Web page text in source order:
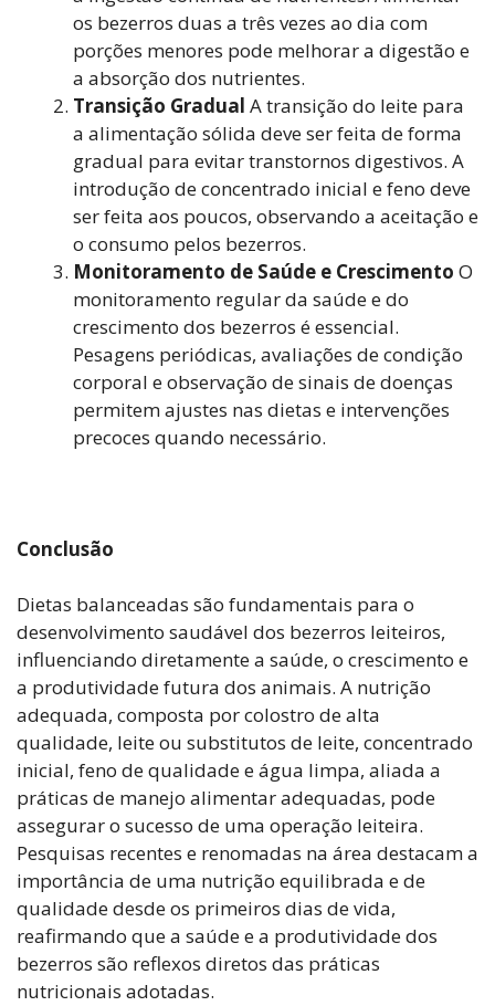
os bezerros duas a três vezes ao dia com
porções menores pode melhorar a digestão e
a absorção dos nutrientes.
Transição Gradual A transição do leite para
a alimentação sólida deve ser feita de forma
gradual para evitar transtornos digestivos. A
introdução de concentrado inicial e feno deve
ser feita aos poucos, observando a aceitação e
o consumo pelos bezerros.
Monitoramento de Saúde e Crescimento O
monitoramento regular da saúde e do
crescimento dos bezerros é essencial.
Pesagens periódicas, avaliações de condição
corporal e observação de sinais de doenças
permitem ajustes nas dietas e intervenções
precoces quando necessário.
Conclusão
Dietas balanceadas são fundamentais para o
desenvolvimento saudável dos bezerros leiteiros,
influenciando diretamente a saúde, o crescimento e
a produtividade futura dos animais. A nutrição
adequada, composta por colostro de alta
qualidade, leite ou substitutos de leite, concentrado
inicial, feno de qualidade e água limpa, aliada a
práticas de manejo alimentar adequadas, pode
assegurar o sucesso de uma operação leiteira.
Pesquisas recentes e renomadas na área destacam a
importância de uma nutrição equilibrada e de
qualidade desde os primeiros dias de vida,
reafirmando que a saúde e a produtividade dos
bezerros são reflexos diretos das práticas
nutricionais adotadas.